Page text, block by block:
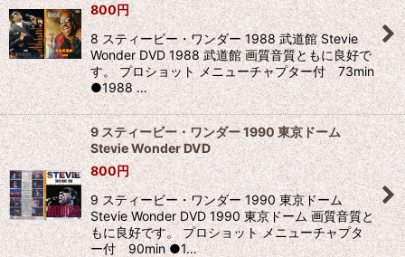
800円
8 スティービー・ワンダー 1988 武道館 Stevie
Wonder DVD 1988 武道館 画質音質ともに良好で
す。 プロショット メニューチャプター付 73min
●1988 …
9 スティービー・ワンダー 1990 東京ドーム
Stevie Wonder DVD
800円
9 スティービー・ワンダー 1990 東京ドーム
Stevie Wonder DVD 1990 東京ドーム 画質音質と
もに良好です。 プロショット メニューチャプタ
ー付 90min ●1…